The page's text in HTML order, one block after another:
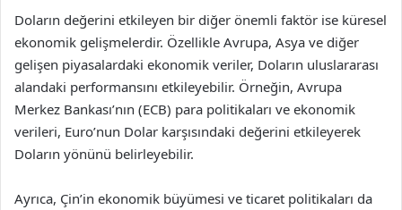
Doların değerini etkileyen bir diğer önemli faktör ise küresel
ekonomik gelişmelerdir. Özellikle Avrupa, Asya ve diğer
gelişen piyasalardaki ekonomik veriler, Doların uluslararası
alandaki performansını etkileyebilir. Örneğin, Avrupa
Merkez Bankası’nın (ECB) para politikaları ve ekonomik
verileri, Euro’nun Dolar karşısındaki değerini etkileyerek
Doların yönünü belirleyebilir.
Ayrıca, Çin’in ekonomik büyümesi ve ticaret politikaları da